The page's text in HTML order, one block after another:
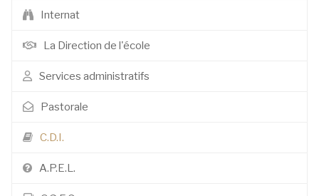
Internat
La Direction de l'école
Services administratifs
Pastorale
C.D.I.
A.P.E.L.